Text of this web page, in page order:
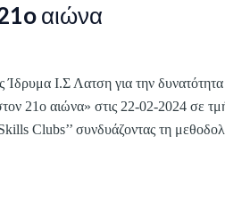
αιώνα
Ι.Σ Λατση για την δυνατότητα
21o αιώνα» στις 22-02-2024 σε
Clubs’’ συνδυάζοντας τη